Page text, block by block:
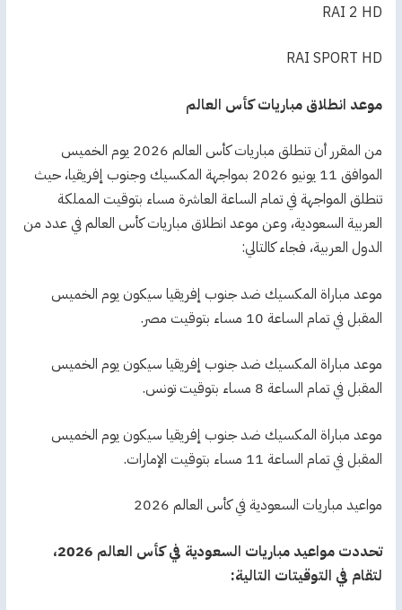
RAI 2 HD
RAI SPORT HD
موعد انطلاق مباريات كأس العالم
من المقرر أن تنطلق مباريات كأس العالم 2026 يوم الخميس
الموافق 11 يونيو 2026 بمواجهة المكسيك وجنوب إفريقيا، حيث
تنطلق المواجهة في تمام الساعة العاشرة مساء بتوقيت المملكة
العربية السعودية، وعن موعد انطلاق مباريات كأس العالم في عدد من
الدول العربية، فجاء كالتالي:
موعد مباراة المكسيك ضد جنوب إفريقيا سيكون يوم الخميس
المقبل في تمام الساعة 10 مساء بتوقيت مصر.
موعد مباراة المكسيك ضد جنوب إفريقيا سيكون يوم الخميس
المقبل في تمام الساعة 8 مساء بتوقيت تونس.
موعد مباراة المكسيك ضد جنوب إفريقيا سيكون يوم الخميس
المقبل في تمام الساعة 11 مساء بتوقيت الإمارات.
مواعيد مباريات السعودية في كأس العالم 2026
تحددت مواعيد مباريات السعودية في كأس العالم 2026،
لتقام في التوقيتات التالية: